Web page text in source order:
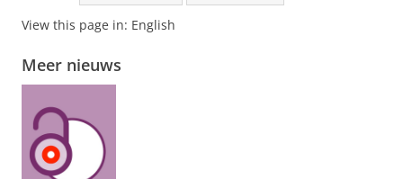
View this page in: English
Meer nieuws